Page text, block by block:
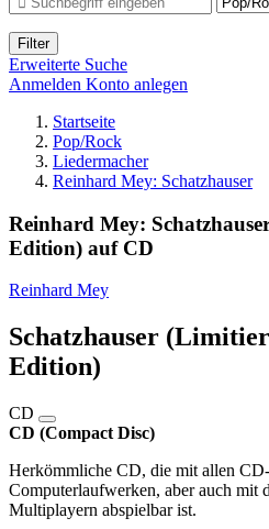
Filter
Erweiterte Suche
Anmelden Konto anlegen
Startseite
Pop/Rock
Liedermacher
Reinhard Mey: Schatzhauser
Reinhard Mey:
Edition) auf CD
Reinhard Mey
Schatzhauser
Edition)
CD
CD (Compact Disc)
Herkömmliche CD, die mit allen
Computerlaufwerken, aber auch mit
Multiplayern abspielbar ist.